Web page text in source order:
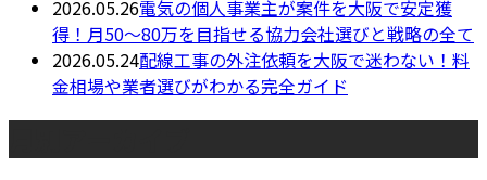
2026.05.26電気の個人事業主が案件を大阪で安定獲
得！月50〜80万を目指せる協力会社選びと戦略の全て
2026.05.24配線工事の外注依頼を大阪で迷わない！料
金相場や業者選びがわかる完全ガイド